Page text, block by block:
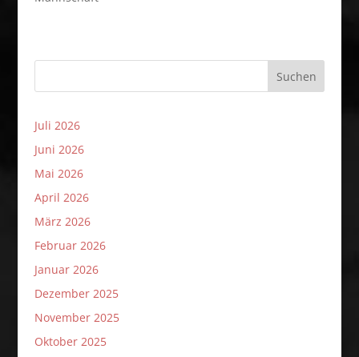
Suchen
Juli 2026
Juni 2026
Mai 2026
April 2026
März 2026
Februar 2026
Januar 2026
Dezember 2025
November 2025
Oktober 2025